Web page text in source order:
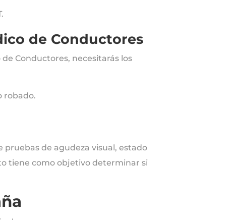
de Conductores
Conductores, necesitarás los
robado.
de agudeza visual, estado
tiene como objetivo determinar si